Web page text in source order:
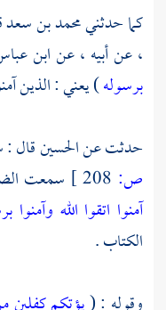
كما حدثنيمحمد بن سعد
، عن أبيه ، عنابن
برسوله) يعني : الذين
حدثت عنالحسينقال
ص:
سمعت
آمنوا اتقوا الله وآمنوا
الكتاب .